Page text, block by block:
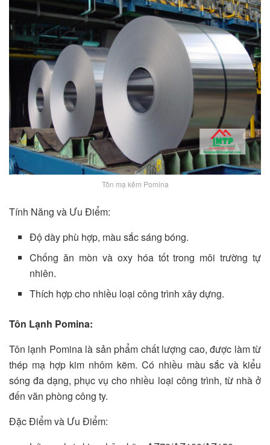
Tôn mạ kẽm Pomina
Tính Năng và Ưu Điểm:
Độ dày phù hợp, màu sắc sáng bóng.
Chống ăn mòn và oxy hóa tốt trong môi trường tự
nhiên.
Thích hợp cho nhiều loại công trình xây dựng.
Tôn Lạnh Pomina:
Tôn lạnh Pomina là sản phẩm chất lượng cao, được làm từ
thép mạ hợp kim nhôm kẽm. Có nhiều màu sắc và kiểu
sóng đa dạng, phục vụ cho nhiều loại công trình, từ nhà ở
đến văn phòng công ty.
Đặc Điểm và Ưu Điểm: